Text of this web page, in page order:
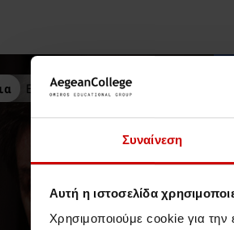
Συναίνεση
Αυτή η ιστοσελίδα
Χρησιμοποιούμε cookie για την
Events